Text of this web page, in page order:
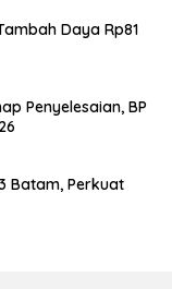
Daya Rp81
Penyelesaian, BP
Batam, Perkuat